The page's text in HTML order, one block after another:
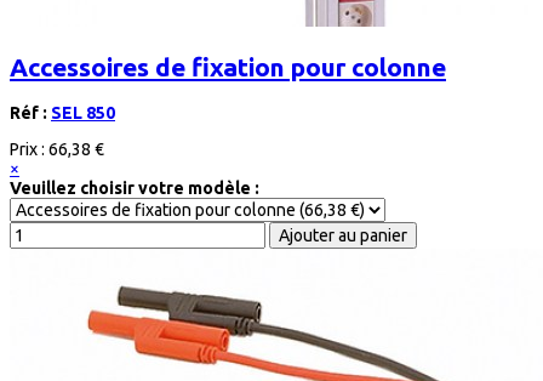
Accessoires de fixation pour colonne
Réf : SEL 850
Prix : 66,38 €
×
Veuillez choisir votre modèle :